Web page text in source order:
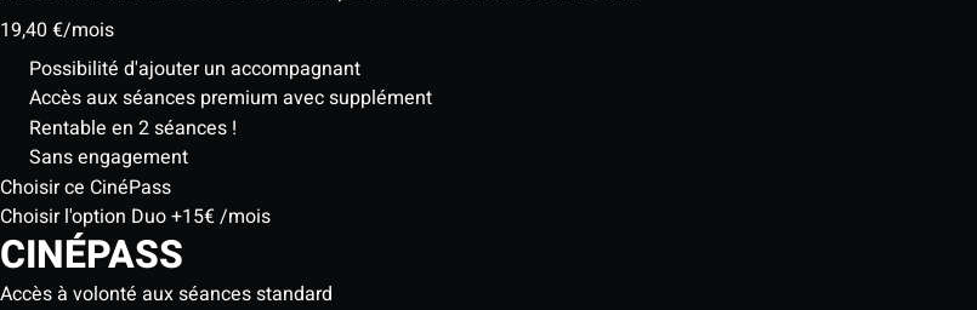
19,40 €/mois
Possibilité d'ajouter un accompagnant
Accès aux séances premium avec supplément
Rentable en 2 séances !
Sans engagement
Choisir ce CinéPass
Choisir l'option Duo +15€ /mois
CINÉPASS
Accès à volonté aux séances standard